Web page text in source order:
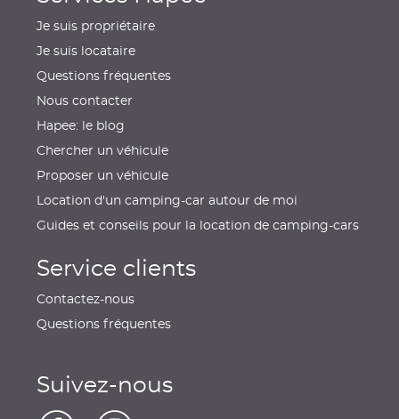
Je suis propriétaire
Je suis locataire
Questions fréquentes
Nous contacter
Hapee: le blog
Chercher un véhicule
Proposer un véhicule
Location d'un camping-car autour de moi
Guides et conseils pour la location de camping-cars
Service clients
Contactez-nous
Questions fréquentes
Suivez-nous